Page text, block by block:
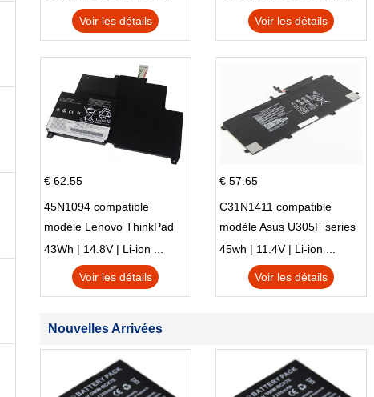
Series
Voir les détails
HSTNN-LB8S M01118-421
M01144-005 13-BB 14-DV
Voir les détails
€ 62.55
45N1094 compatible
modèle Lenovo ThinkPad
Edge S230u Twist
43Wh | 14.8V | Li-ion ...
Voir les détails
€ 57.65
C31N1411 compatible
modèle Asus U305F series
45wh | 11.4V | Li-ion ...
Voir les détails
Nouvelles Arrivées